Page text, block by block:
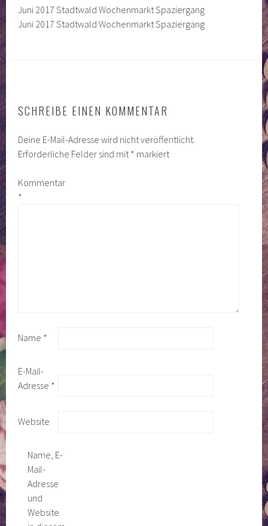
Juni 2017 Stadtwald Wochenmarkt Spaziergang
Juni 2017 Stadtwald Wochenmarkt Spaziergang
SCHREIBE EINEN KOMMENTAR
Deine E-Mail-Adresse wird nicht veröffentlicht.
Erforderliche Felder sind mit* markiert
Kommentar
*
Name *
E-Mail-
Adresse *
Website
Name, E-
Mail-
Adresse
und
Website